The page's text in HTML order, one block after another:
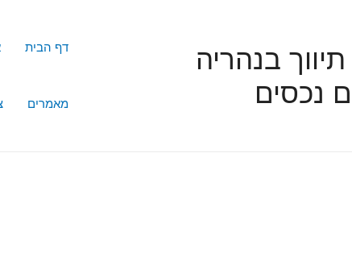
בנהריה
נכסים
דף הבית
מאמרים